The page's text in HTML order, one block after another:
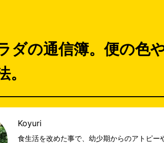
ダの通信簿。便の色
。
Koyuri
食生活を改めた事で、幼少期からのアトピ